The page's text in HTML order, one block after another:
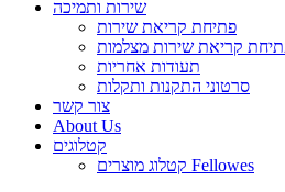
שירות ותמיכה
פתיחת קריאת שירות
תעודות אחריות
סרטוני התקנות ותקלות
צור קשר
About Us
קטלוגים
קטלוג מוצרים Fellowes